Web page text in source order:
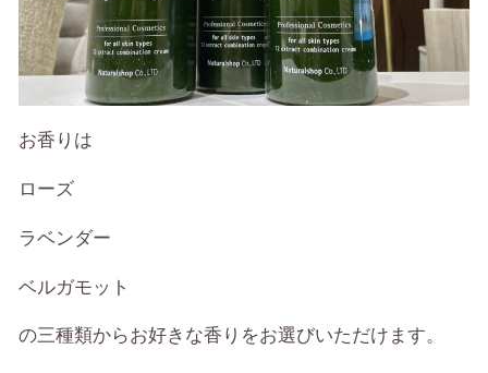
お香りは
ローズ
ラベンダー
ベルガモット
の三種類からお好きな香りをお選びいただけます。